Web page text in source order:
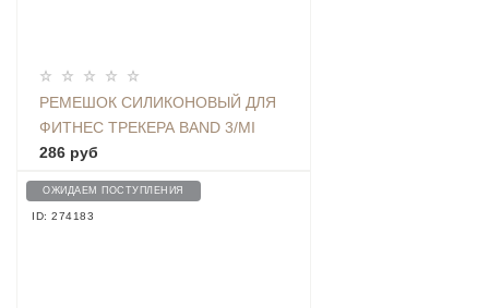
РЕМЕШОК СИЛИКОНОВЫЙ ДЛЯ
ФИТНЕС ТРЕКЕРА BAND 3/MI
BAND 4, ГОЛУБОЙ - BMIB3 BLUE
286 руб
ОЖИДАЕМ ПОСТУПЛЕНИЯ
ID: 274183